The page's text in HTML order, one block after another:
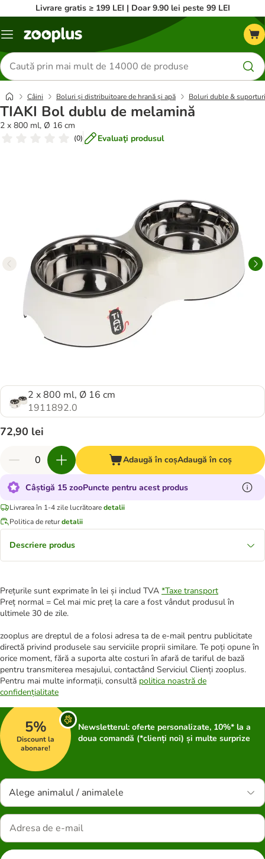
Livrare gratis ≥ 199 LEI | Doar 9.90 lei peste 99 LEI
Categorii
Căutare
produse
Câini Boluri și distribuitoare de hrană și apă Boluri duble &
TIAKI Bol dublu de melamină
2 x 800 ml, Ø 16 cm
(0) Evaluaţi produsul
2 x 800 ml, Ø 16 cm
1911892.0
72,90 lei
Adaugă în coșAdaugă în coș
Câștigă 15 zooPuncte pentru acest produs
Livrarea în 1-4 zile lucrătoaredetalii
Politica de returdetalii
Descriere produs
Prețurile sunt exprimate în lei și includ TVA *Taxe transport
Preț normal = Cel mai mic preț la care a fost vândut produsul în
ultimele 30 de zile.
zooplus are dreptul de a folosi adresa ta de e-mail pentru publicitate
directă privind produsele sau serviciile proprii similare. Te poți opune în
orice moment, fără a suporta alte costuri în afară de tariful de bază
pentru transmiterea mesajului, contactând Serviciul Clienți zooplus.
Pentru mai multe informații, consultă politica noastră de
confidențialitate
5%
Discount la
abonare!
Newsletterul: oferte personalizate, 10%* la a
doua comandă (*clienți noi) și multe surprize
Alege animalul / animalele